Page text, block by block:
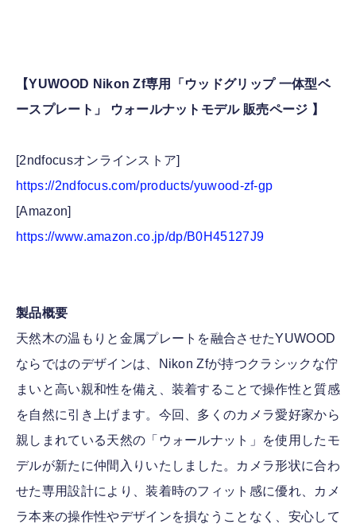
【YUWOOD Nikon Zf専用「ウッドグリップ 一体型ベ
ースプレート」 ウォールナットモデル 販売ページ 】
[2ndfocusオンラインストア]
https://2ndfocus.com/products/yuwood-zf-gp
[Amazon]
https://www.amazon.co.jp/dp/B0H45127J9
製品概要
天然木の温もりと金属プレートを融合させたYUWOOD
ならではのデザインは、Nikon Zfが持つクラシックな佇
まいと高い親和性を備え、装着することで操作性と質感
を自然に引き上げます。今回、多くのカメラ愛好家から
親しまれている天然の「ウォールナット」を使用したモ
デルが新たに仲間入りいたしました。カメラ形状に合わ
せた専用設計により、装着時のフィット感に優れ、カメ
ラ本来の操作性やデザインを損なうことなく、安心して